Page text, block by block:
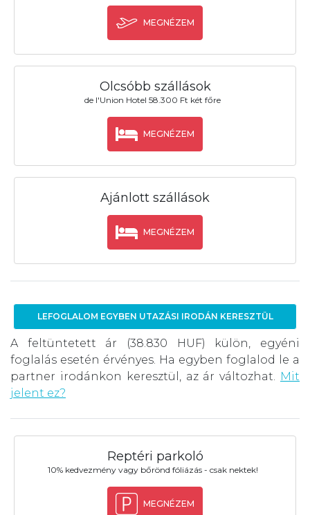
MEGNÉZEM
Olcsóbb szállások
de l'Union Hotel 58.300 Ft két főre
MEGNÉZEM
Ajánlott szállások
MEGNÉZEM
LEFOGLALOM EGYBEN UTAZÁSI IRODÁN KERESZTÜL
A feltüntetett ár (38.830 HUF) külön, egyéni
foglalás esetén érvényes. Ha egyben foglalod le a
partner irodánkon keresztül, az ár változhat. Mit
jelent ez?
Reptéri parkoló
10% kedvezmény vagy bőrönd fóliázás - csak nektek!
MEGNÉZEM